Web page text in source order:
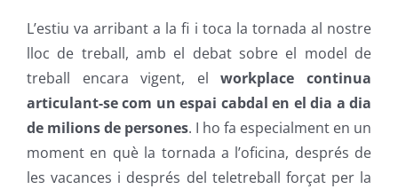
L’estiu va arribant a la fi i toca la tornada al nostre
lloc de treball, amb el debat sobre el model de
treball encara vigent, elworkplace continua
articulant-se com un espai cabdal en el dia a dia
de milions de persones. I ho fa especialment en un
moment en què la tornada a l’oficina, després de
les vacances i després del teletreball forçat per la